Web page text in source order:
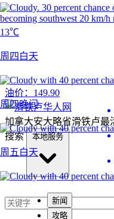
13℃
周四白天
周四晚间
周五白天
油价： 149.90
加拿大安大略省滑铁卢最
搜索
新闻
攻略